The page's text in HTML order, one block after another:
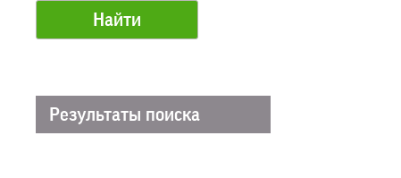
Результаты поиска